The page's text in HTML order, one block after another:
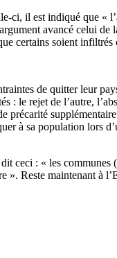
il est indiqué que «
avancé celui
certains soient
de quitter leur
: le rejet de l’autre,
à sa population lors
ceci : « les
Reste maintenant à